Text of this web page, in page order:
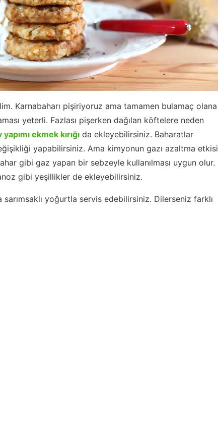
Karnabaharı pişiriyoruz ama tamamen bulamaç olana
yeterli. Fazlası pişerken dağılan köftelere neden
yapımı ekmek kırığı da ekleyebilirsiniz. Baharatlar
yapabilirsiniz. Ama kimyonun gazı azaltma etkisi
gibi gaz yapan bir sebzeyle kullanılması uygun olur.
gibi yeşillikler de ekleyebilirsiniz.
yoğurtla servis edebilirsiniz. Dilerseniz farklı